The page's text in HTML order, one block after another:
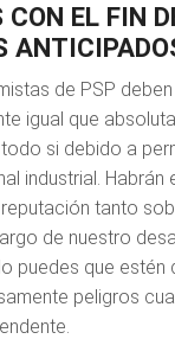
CON EL FIN
de PSP
igual que
si debido a
industrial. Habrán
tanto
de nuestro
puedes que estén
peligros